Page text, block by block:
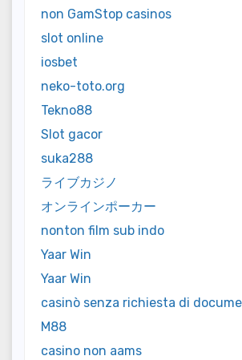
non GamStop casinos
slot online
iosbet
neko-toto.org
Tekno88
Slot gacor
suka288
ライブカジノ
オンラインポーカー
nonton film sub indo
Yaar Win
Yaar Win
casinò senza richiesta di
M88
casino non aams